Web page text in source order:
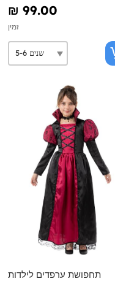
₪‎ 99.00
זמין
תחפושת ערפדים לילדות